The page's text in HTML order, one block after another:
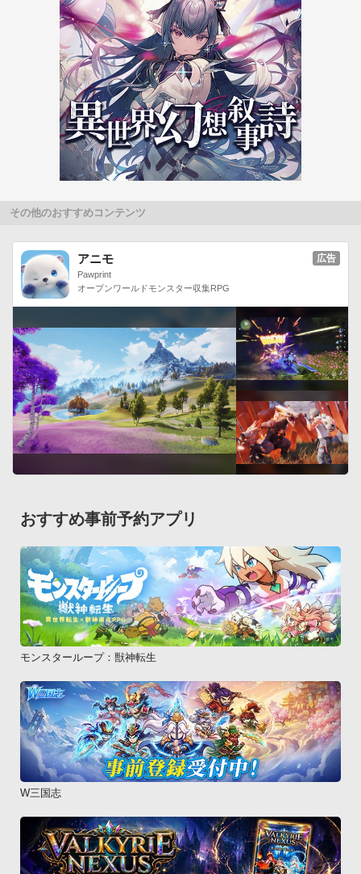
登場キャラクター達は脇役含め全員に声優を起用！ それぞれ個
性的なキャラクター達をさらに魅力的に感じられるぞ！ プレイ
の際は是非サウンドをONにして遊ぼう！◎声の出演◎
洲崎綾　　　佐倉綾音　　雨宮天
東山奈央　　上坂すみれ　早見沙織
内山夕実　　南條愛乃　　田村睦心
久野美咲　　五十嵐裕美　木戸衣吹
加藤英美里　原田ひとみ　内田真礼
福原綾香　　日髙のり子▼△▼△汚染された地球を取り戻す！
西暦2045年———
れ、人類は故郷を手放した……
しかし今、特別な力を持った女の子たちが人類のために立ち上
がる！
彼女達を導き侵略者の手から地球を取り戻す。それが先生であ
る貴方の務めです！-株式会社コロプラ提供-
その他のおすすめコンテンツ
アニモ
Pawprint
オープンワールドモンスター収集RPG
広告
おすすめ事前予約アプリ
モンスターループ：獣神転生
W三国志